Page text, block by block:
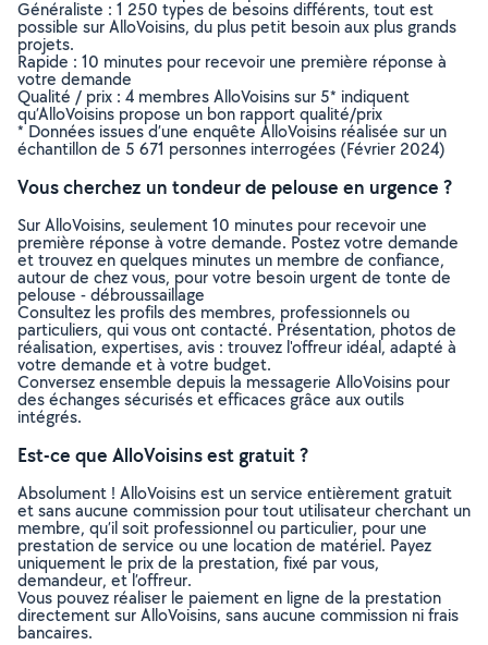
Généraliste : 1 250 types de besoins différents, tout est
possible sur AlloVoisins, du plus petit besoin aux plus grands
projets.
Rapide : 10 minutes pour recevoir une première réponse à
votre demande
Qualité / prix : 4 membres AlloVoisins sur 5* indiquent
qu’AlloVoisins propose un bon rapport qualité/prix
* Données issues d’une enquête AlloVoisins réalisée sur un
échantillon de 5 671 personnes interrogées (Février 2024)
Vous cherchez un tondeur de pelouse en urgence ?
Sur AlloVoisins, seulement 10 minutes pour recevoir une
première réponse à votre demande. Postez votre demande
et trouvez en quelques minutes un membre de confiance,
autour de chez vous, pour votre besoin urgent de tonte de
pelouse - débroussaillage
Consultez les profils des membres, professionnels ou
particuliers, qui vous ont contacté. Présentation, photos de
réalisation, expertises, avis : trouvez l'offreur idéal, adapté à
votre demande et à votre budget.
Conversez ensemble depuis la messagerie AlloVoisins pour
des échanges sécurisés et efficaces grâce aux outils
intégrés.
Est-ce que AlloVoisins est gratuit ?
Absolument ! AlloVoisins est un service entièrement gratuit
et sans aucune commission pour tout utilisateur cherchant un
membre, qu’il soit professionnel ou particulier, pour une
prestation de service ou une location de matériel. Payez
uniquement le prix de la prestation, fixé par vous,
demandeur, et l’offreur.
Vous pouvez réaliser le paiement en ligne de la prestation
directement sur AlloVoisins, sans aucune commission ni frais
bancaires.